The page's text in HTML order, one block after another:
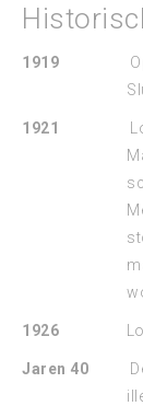
1919
1921
1926
Jaren 40